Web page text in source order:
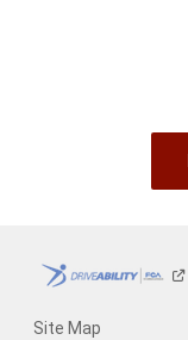
Site Map